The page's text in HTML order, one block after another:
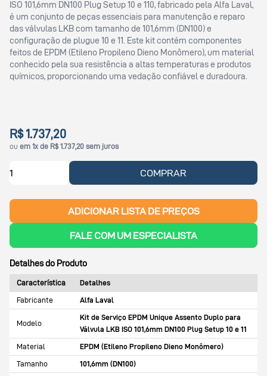
ISO 101,6mm DN100 Plug Setup 10 e 110, fabricado pela Alfa Laval,
é um conjunto de peças essenciais para manutenção e reparo
das válvulas LKB com tamanho de 101,6mm (DN100) e
configuração de plugue 10 e 11. Este kit contém componentes
feitos de EPDM (Etileno Propileno Dieno Monômero), um material
conhecido pela sua resistência a altas temperaturas e produtos
químicos, proporcionando uma vedação confiável e duradoura.
R$ 1.737,20
ou em 1x de R$ 1.737,20 sem juros
COMPRAR
ADICIONAR LISTA DE PREÇOS
FALE COM UM ESPECIALISTA
Detalhes do Produto
Característica
Detalhes
Fabricante
Alfa Laval
Modelo
Kit de Serviço EPDM Unique Assento Duplo para
Válvula LKB ISO 101,6mm DN100 Plug Setup 10 e 11
Material
EPDM (Etileno Propileno Dieno Monômero)
Tamanho
101,6mm (DN100)